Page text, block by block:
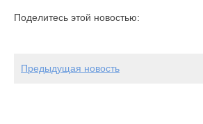
Поделитесь этой новостью:
Предыдущая новость